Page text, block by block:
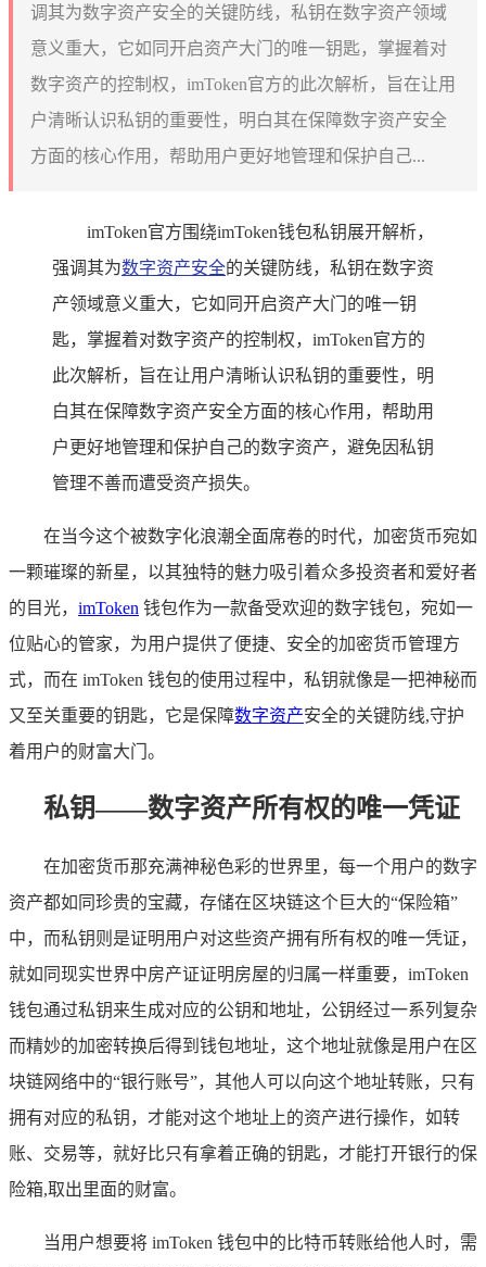
调其为数字资产安全的关键防线，私钥在数字资产领域
意义重大，它如同开启资产大门的唯一钥匙，掌握着对
数字资产的控制权，imToken官方的此次解析，旨在让用
户清晰认识私钥的重要性，明白其在保障数字资产安全
方面的核心作用，帮助用户更好地管理和保护自己...
imToken官方围绕imToken钱包私钥展开解析，
强调其为数字资产安全的关键防线，私钥在数字资
产领域意义重大，它如同开启资产大门的唯一钥
匙，掌握着对数字资产的控制权，imToken官方的
此次解析，旨在让用户清晰认识私钥的重要性，明
白其在保障数字资产安全方面的核心作用，帮助用
户更好地管理和保护自己的数字资产，避免因私钥
管理不善而遭受资产损失。
在当今这个被数字化浪潮全面席卷的时代，加密货币宛如
一颗璀璨的新星，以其独特的魅力吸引着众多投资者和爱好者
的目光， imToken 钱包作为一款备受欢迎的数字钱包，宛如一
位贴心的管家，为用户提供了便捷、安全的加密货币管理方
式，而在 imToken 钱包的使用过程中，私钥就像是一把神秘而
又至关重要的钥匙，它是保障数字资产安全的关键防线,守护
着用户的财富大门。
私钥——数字资产所有权的唯一凭证
在加密货币那充满神秘色彩的世界里，每一个用户的数字
资产都如同珍贵的宝藏，存储在区块链这个巨大的“保险箱”
中，而私钥则是证明用户对这些资产拥有所有权的唯一凭证，
就如同现实世界中房产证证明房屋的归属一样重要，imToken
钱包通过私钥来生成对应的公钥和地址，公钥经过一系列复杂
而精妙的加密转换后得到钱包地址，这个地址就像是用户在区
块链网络中的“银行账号”，其他人可以向这个地址转账，只有
拥有对应的私钥，才能对这个地址上的资产进行操作，如转
账、交易等，就好比只有拿着正确的钥匙，才能打开银行的保
险箱,取出里面的财富。
当用户想要将 imToken 钱包中的比特币转账给他人时，需